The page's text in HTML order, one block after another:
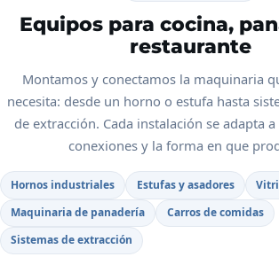
Equipos para cocina,
restaurante
Montamos y conectamos la maquinaria
necesita: desde un horno o estufa hasta
de extracción. Cada instalación se adapta
conexiones y la forma en que
Hornos industriales Estufas y asadores
Maquinaria de panadería
Carros de comidas
Sistemas de extracción